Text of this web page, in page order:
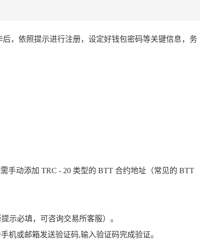
，依照提示进行注册，设定好钱包密码等关键信息，务
手动添加 TRC - 20 类型的 BTT 合约地址（常见的 BTT
示必填，可咨询交易所客服）。
机或邮箱发送验证码,输入验证码完成验证。